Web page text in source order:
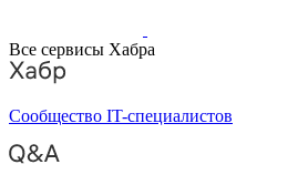
Все сервисы Хабра
Сообщество IT-специалистов